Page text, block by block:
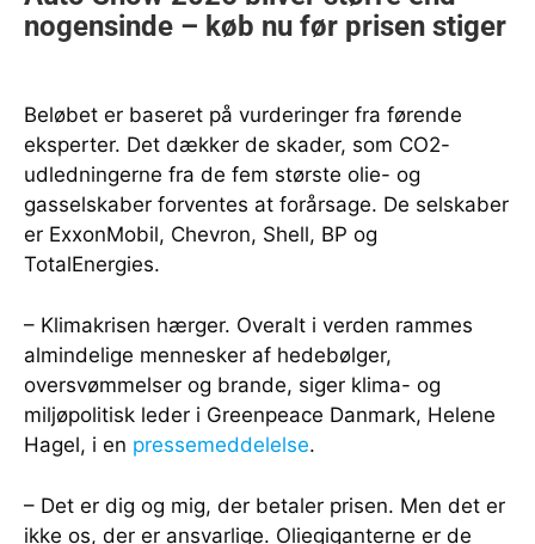
Beløbet er baseret på vurderinger fra førende
eksperter. Det dækker de skader, som CO2-
udledningerne fra de fem største olie- og
gasselskaber forventes at forårsage. De selskaber
er ExxonMobil, Chevron, Shell, BP og
TotalEnergies.
– Klimakrisen hærger. Overalt i verden rammes
almindelige mennesker af hedebølger,
oversvømmelser og brande, siger klima- og
miljøpolitisk leder i Greenpeace Danmark, Helene
Hagel, i en pressemeddelelse.
– Det er dig og mig, der betaler prisen. Men det er
ikke os, der er ansvarlige. Oliegiganterne er de